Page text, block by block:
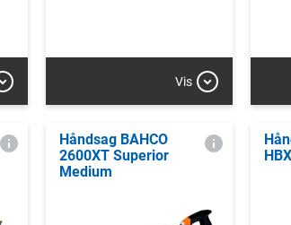
Vis
Håndsag BAHCO
2600XT Superior
Medium
HBX